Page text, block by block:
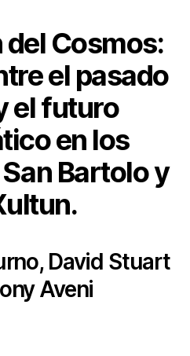
Cosmos:
el pasado
el futuro
en los
Bartolo y
David Stuart
Aveni